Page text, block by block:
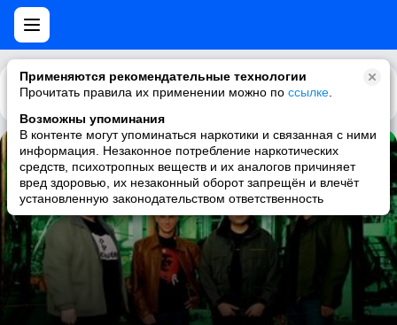
Применяются рекомендательные технологии
Прочитать правила их применении можно по ссылке
Возможны упоминания
В контенте могут упоминаться наркотики и связанная с ними
информация. Незаконное потребление наркотических
средств, психотропных веществ и их аналогов причиняет
вред здоровью, их незаконный оборот запрещён и влечёт
установленную законодательством ответственность
Каталог Рекомендации
Together (Megara vs. DJ Lee Re
4 Clubbers